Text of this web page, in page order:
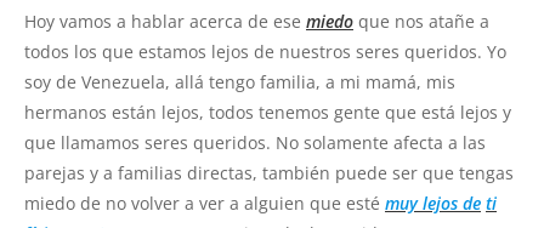
Hoy vamos a hablar acerca de ese miedo que nos atañe a
todos los que estamos lejos de nuestros seres queridos. Yo
soy de Venezuela, allá tengo familia, a mi mamá, mis
hermanos están lejos, todos tenemos gente que está lejos y
que llamamos seres queridos. No solamente afecta a las
parejas y a familias directas, también puede ser que tengas
miedo de no volver a ver a alguien que esté muy lejos de ti